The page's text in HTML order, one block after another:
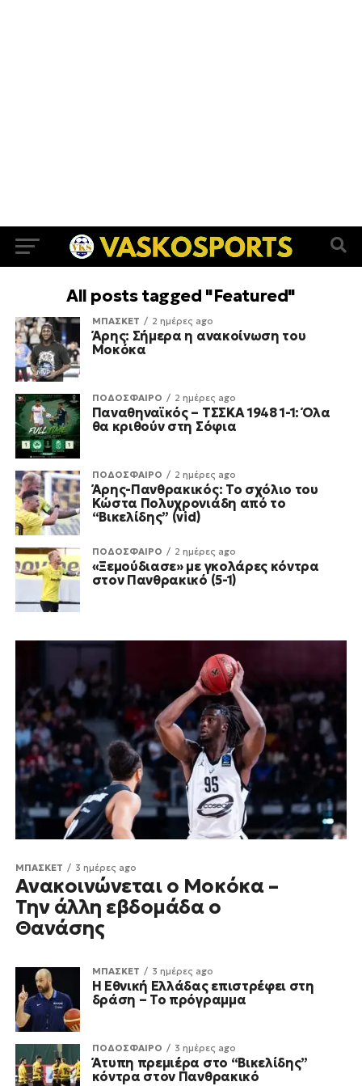
All posts tagged "Featured"
ΜΠΑΣΚΕΤ 2 ημέρες ago
Άρης: Σήμερα η ανακοίνωση του
Μοκόκα
ΠΟΔΟΣΦΑΙΡΟ 2 ημέρες ago
Παναθηναϊκός – ΤΣΣΚΑ 1948 1-1: Όλα
θα κριθούν στη Σόφια
ΠΟΔΟΣΦΑΙΡΟ 2 ημέρες ago
Άρης-Πανθρακικός: Το σχόλιο του
Κώστα Πολυχρονιάδη από το
“Βικελίδης” (vid)
ΠΟΔΟΣΦΑΙΡΟ 2 ημέρες ago
«Ξεμούδιασε» με γκολάρες κόντρα
στον Πανθρακικό (5-1)
ΜΠΑΣΚΕΤ 3 ημέρες ago
Ανακοινώνεται ο Μοκόκα –
Την άλλη εβδομάδα ο
Θανάσης
ΜΠΑΣΚΕΤ 3 ημέρες ago
Η Εθνική Ελλάδας επιστρέφει στη
δράση – Το πρόγραμμα
ΠΟΔΟΣΦΑΙΡΟ 3 ημέρες ago
Άτυπη πρεμιέρα στο “Βικελίδης”
κόντρα στον Πανθρακικό